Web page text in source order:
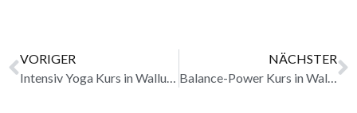
VORIGER
Intensiv Yoga Kurs in Walluf erledigt
NÄCHSTER
Balance-Power Kurs in Walluf erledigt